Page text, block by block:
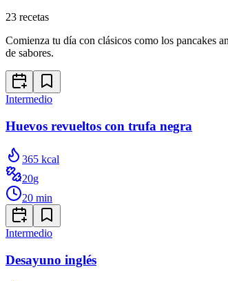
23 recetas
Comienza tu día con clásicos como los pancakes
de sabores.
Intermedio
Huevos revueltos con trufa negra
365 kcal
20g
20 min
Intermedio
Desayuno inglés